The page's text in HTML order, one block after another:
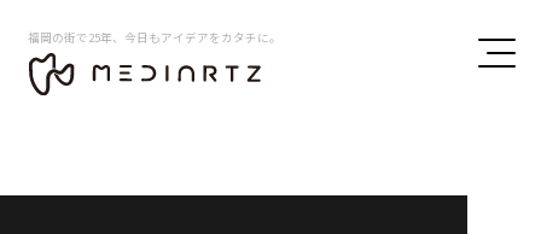
福岡の街で25年、今日もアイデアをカタチに。